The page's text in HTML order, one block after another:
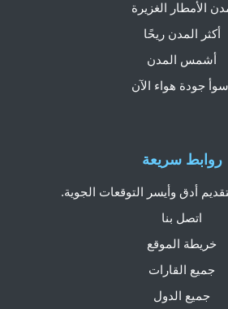
روابط سريعة
أدق وأيسر التوقعات الجوية.
اتصل بنا
خريطة الموقع
جميع القارات
جميع الدول
الأمطار الغزيرة
أكثر المدن ريحًا
أشمس المدن
جودة هواء الآن